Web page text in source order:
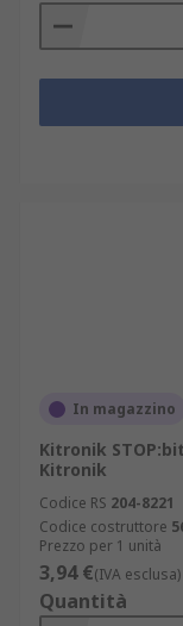
In magazzino
Kitronik
Kitronik
Codice RS 204-8221
Codice costruttore
Prezzo per 1 unità
3,94 €(IVA esclusa)
Quantità